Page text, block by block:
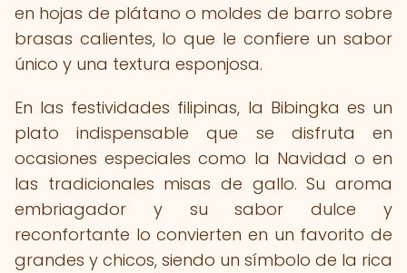
en hojas de plátano o moldes de barro sobre
brasas calientes, lo que le confiere un sabor
único y una textura esponjosa.
En las festividades filipinas, la Bibingka es un
plato indispensable que se disfruta en
ocasiones especiales como la Navidad o en
las tradicionales misas de gallo. Su aroma
embriagador y su sabor dulce y
reconfortante lo convierten en un favorito de
grandes y chicos, siendo un símbolo de la rica